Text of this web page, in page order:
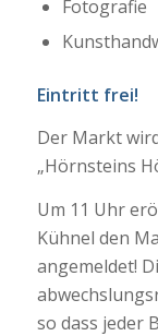
Fotografie
Eintritt frei!
Der Markt
„Hörnsteins
Um 11 Uhr
Kühnel den
angemeldet!
so dass jeder